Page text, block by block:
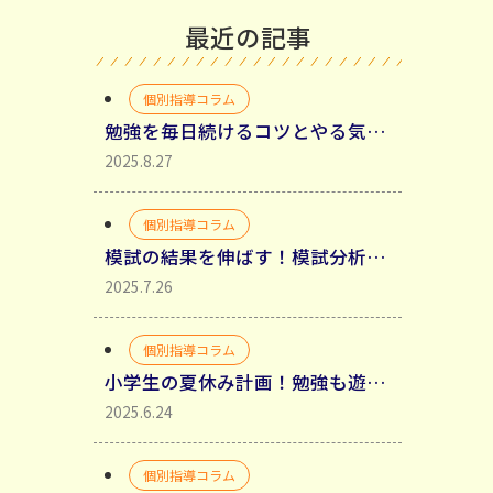
最近の記事
個別指導コラム
勉強を毎日続けるコツとやる気を引き出す具体的方法
2025.8.27
個別指導コラム
模試の結果を伸ばす！模試分析からミスの種類を分類して理解する
2025.7.26
個別指導コラム
小学生の夏休み計画！勉強も遊びも充実させるコツ
2025.6.24
個別指導コラム